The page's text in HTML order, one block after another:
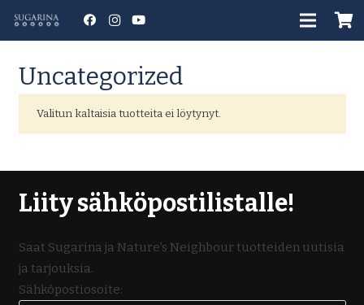
Uncategorized
Valitun kaltaisia tuotteita ei löytynyt.
Liity sähköpostilistalle!
Saat Sugarina ja Nature’s Neighbour tuotteiden uutisia
ja tarjouksia.
Sähköpostiosoite: